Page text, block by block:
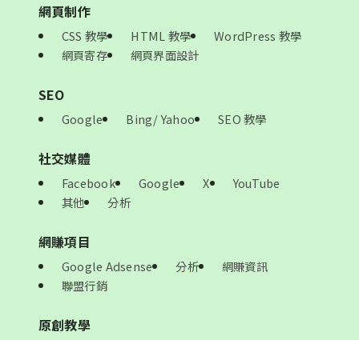
網頁制作
CSS 教學 HTML 教學
WordPress 教學
網頁寄存
網頁界面設計
SEO
Google Bing/ Yahoo SEO 教學
社交媒體
Facebook Google X
YouTube
其他
分析
網賺項目
Google Adsense 分析
網賺資訊
聯盟行銷
原創教學